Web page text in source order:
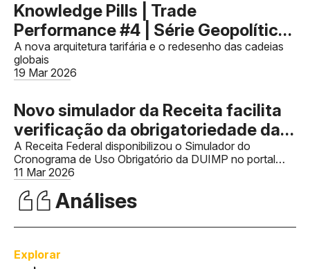
Knowledge Pills | Trade
Performance #4 | Série Geopolítica
e o Novo Comércio Global - Artigo
02
A nova arquitetura tarifária e o redesenho das cadeias
globais
19 Mar 2026
Novo simulador da Receita facilita
verificação da obrigatoriedade da
DUIMP
A Receita Federal disponibilizou o Simulador do
Cronograma de Uso Obrigatório da DUIMP no portal
Siscomex.
11 Mar 2026
Análises
Explorar